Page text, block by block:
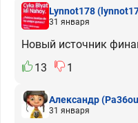
Lynnot178
31 января
Новый источник
13
1
Александр
31 января